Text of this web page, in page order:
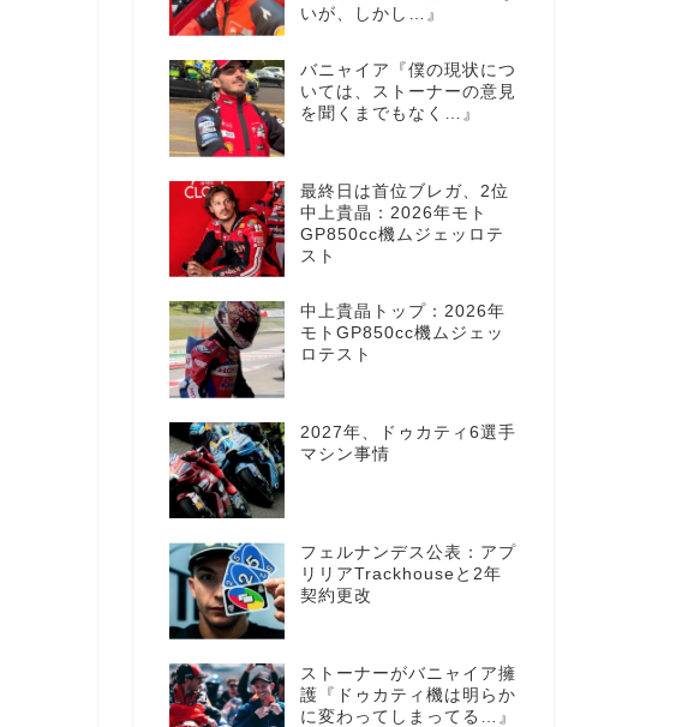
いが、しかし…』
バニャイア『僕の現状につ
いては、ストーナーの意見
を聞くまでもなく…』
最終日は首位ブレガ、2位
中上貴晶：2026年モト
GP850cc機ムジェッロテ
スト
中上貴晶トップ：2026年
モトGP850cc機ムジェッ
ロテスト
2027年、ドゥカティ6選手
マシン事情
フェルナンデス公表：アプ
リリアTrackhouseと2年
契約更改
ストーナーがバニャイア擁
護『ドゥカティ機は明らか
に変わってしまってる…』